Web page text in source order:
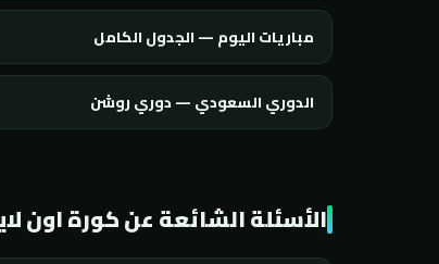
مباريات اليوم — الجدول الكامل
الدوري السعودي — دوري روشن
الأسئلة الشائعة عن كورة اون